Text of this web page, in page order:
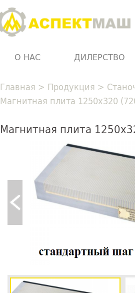
О НАС ДИЛЕРСТВО
Главная > Продукция >
Магнитная плита 1250х320
Магнитная плита